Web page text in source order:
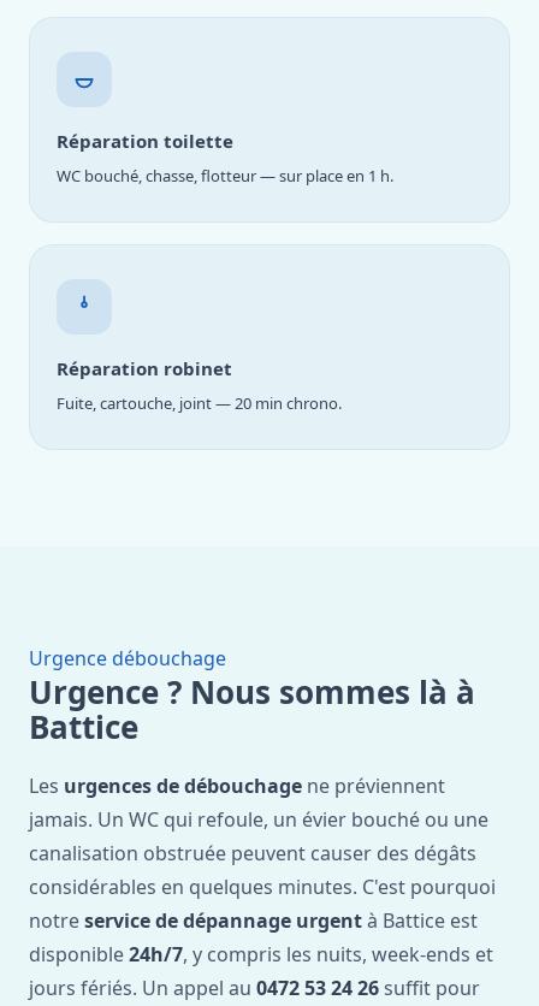
Réparation toilette
WC bouché, chasse, flotteur — sur place en 1 h.
Réparation robinet
Fuite, cartouche, joint — 20 min chrono.
Urgence débouchage
Urgence ? Nous sommes là à
Battice
Les urgences de débouchage ne préviennent
jamais. Un WC qui refoule, un évier bouché ou une
canalisation obstruée peuvent causer des dégâts
considérables en quelques minutes. C'est pourquoi
notreservice de dépannage urgentà Battice est
disponible24h/7, y compris les nuits, week-ends et
jours fériés. Un appel au 0472 53 24 26 suffit pour